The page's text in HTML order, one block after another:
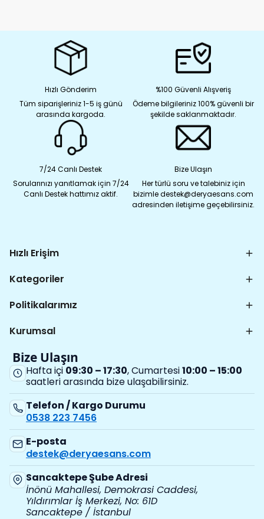
Hızlı Gönderim
Tüm siparişleriniz 1-5 iş günü
arasında kargoda.
%100 Güvenli Alışveriş
Ödeme bilgileriniz 100% güvenli bir
şekilde saklanmaktadır.
7/24 Canlı Destek
Sorularınızı yanıtlamak için 7/24
Canlı Destek hattımız aktif.
Bize Ulaşın
Her türlü soru ve talebiniz için
bizimle destek@deryaesans.com
adresinden iletişime geçebilirsiniz.
Hızlı Erişim
Kategoriler
Politikalarımız
Kurumsal
Bize Ulaşın
Hafta içi 09:30 – 17:30, Cumartesi10:00 – 15:00
saatleri arasında bize ulaşabilirsiniz.
Telefon / Kargo Durumu
0538 223 7456
E-posta
destek@deryaesans.com
Sancaktepe Şube Adresi
İnönü Mahallesi, Demokrasi Caddesi,
Yıldırımlar İş Merkezi, No: 61D
Sancaktepe / İstanbul